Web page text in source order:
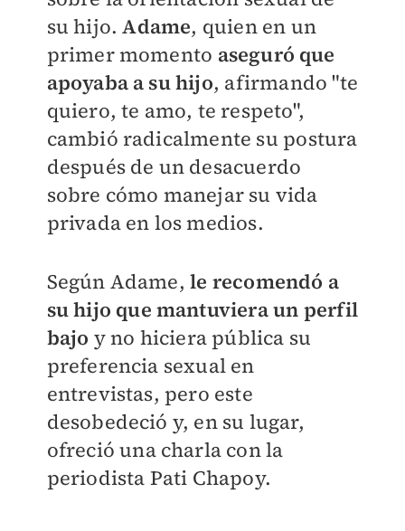
su hijo.Adame, quien en un
primer momento aseguró que
apoyaba a su hijo, afirmando "te
quiero, te amo, te respeto",
cambió radicalmente su postura
después de un desacuerdo
sobre cómo manejar su vida
privada en los medios.
Según Adame,le recomendó a
su hijo que mantuviera un perfil
bajo y no hiciera pública su
preferencia sexual en
entrevistas, pero este
desobedeció y, en su lugar,
ofreció una charla con la
periodista Pati Chapoy.